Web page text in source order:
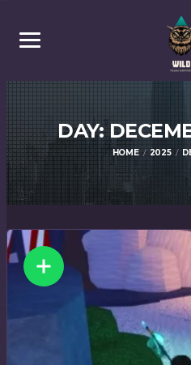
DAY:
HOME 2025